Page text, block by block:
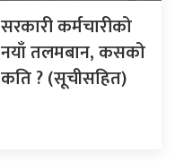
सरकारी कर्मचारीको
नयाँ तलमबान, कसको
कति ? (सूचीसहित)